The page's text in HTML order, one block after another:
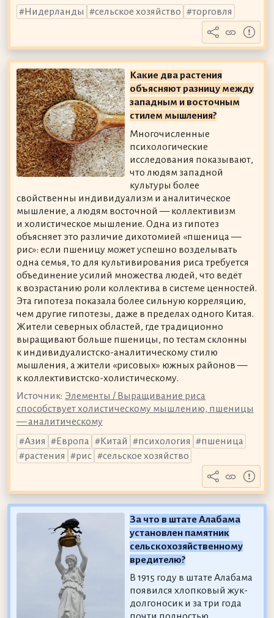
Нидерланды
сельское хозяйство торговля
Какие два растения
объясняют разницу между
западным и восточным
стилем мышления?
Многочисленные
психологические
исследования показывают,
что людям западной
культуры более
свойственны индивидуализм и аналитическое
мышление, а людям восточной — коллективизм
и холистическое мышление. Одна из гипотез
объясняет это различие дихотомией «пшеница —
рис»: если пшеницу может успешно возделывать
одна семья, то для культивирования риса требуется
объединение усилий множества людей, что ведёт
к возрастанию роли коллектива в системе ценностей.
Эта гипотеза показала более сильную корреляцию,
чем другие гипотезы, даже в пределах одного Китая.
Жители северных областей, где традиционно
выращивают больше пшеницы, по тестам склонны
к индивидуалистско-аналитическому стилю
мышления, а жители «рисовых» южных районов —
к коллективистско-холистическому.
Источник: Элементы / Выращивание риса
способствует холистическому мышлению, пшеницы
— аналитическому
Азия
Европа Китай психология
пшеница
растения
рис сельское хозяйство
За что в штате Алабама
установлен памятник
сельскохозяйственному
вредителю?
В 1915 году в штате Алабама
появился хлопковый жук-
долгоносик и за три года